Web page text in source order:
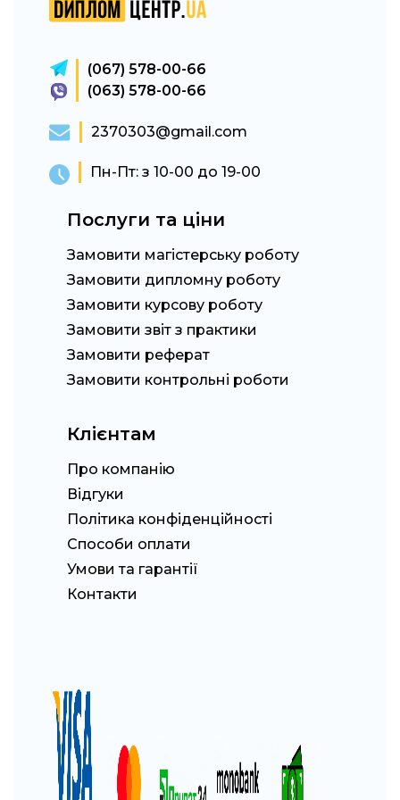
(067) 578-00-66
(063) 578-00-66
2370303@gmail.com
Пн-Пт: з 10-00 до 19-00
Послуги та ціни
Замовити магістерську роботу
Замовити дипломну роботу
Замовити курсову роботу
Замовити звіт з практики
Замовити реферат
Замовити контрольні роботи
Клієнтам
Про компанію
Відгуки
Політика конфіденційності
Способи оплати
Умови та гарантії
Контакти